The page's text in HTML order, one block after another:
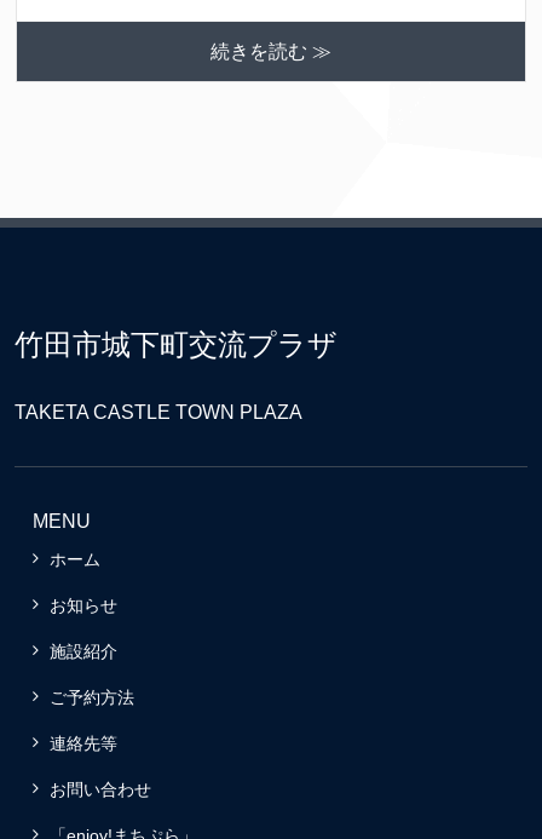
続きを読む ≫
竹田市城下町交流プラザ
TAKETA CASTLE TOWN PLAZA
MENU
ホーム
お知らせ
施設紹介
ご予約方法
連絡先等
お問い合わせ
「enjoy!まちぷら」